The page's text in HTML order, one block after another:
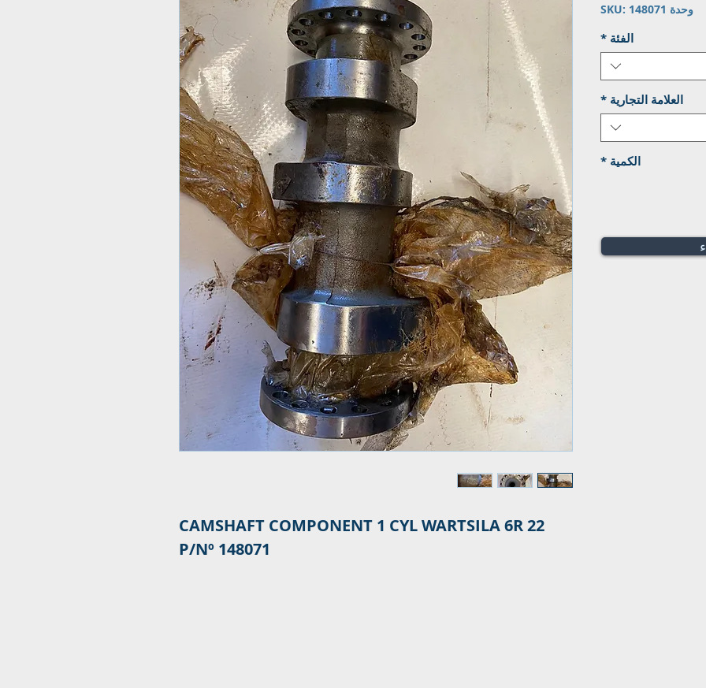
CAMSHAFT COMPONENT 1 CYL WARTSILA 6R 22
P/Nº 148071
وحدة SKU: 148071
الفئة *
العلامة التجارية *
الكمية *